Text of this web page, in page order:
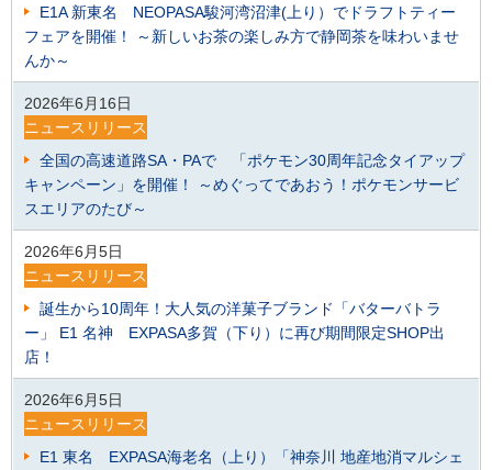
E1A 新東名 NEOPASA駿河湾沼津(上り）でドラフトティー
フェアを開催！ ～新しいお茶の楽しみ方で静岡茶を味わいませ
んか～
2026年6月16日
ニュースリリース
全国の高速道路SA・PAで 「ポケモン30周年記念タイアップ
キャンペーン」を開催！ ～めぐってであおう！ポケモンサービ
スエリアのたび～
2026年6月5日
ニュースリリース
誕生から10周年！大人気の洋菓子ブランド「バターバトラ
ー」 E1 名神 EXPASA多賀（下り）に再び期間限定SHOP出
店！
2026年6月5日
ニュースリリース
E1 東名 EXPASA海老名（上り）「神奈川 地産地消マルシェ